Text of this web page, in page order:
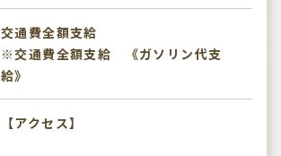
交通費全額支給
※交通費全額支給 《ガソリン代支
給》
【アクセス】